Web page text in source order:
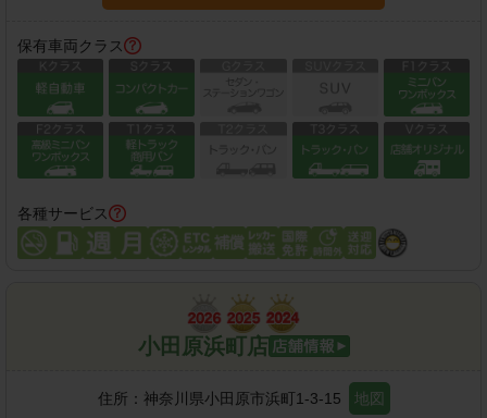
保有車両クラス
各種サービス
小田原浜町店
住所： 神奈川県小田原市浜町1-3-15 地図